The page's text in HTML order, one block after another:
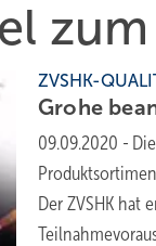
ZVSHK-
Grohe
09.09.2020 -
Der ZVSHK hat